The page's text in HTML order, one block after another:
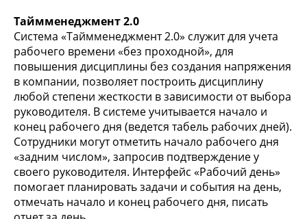
Таймменеджмент 2.0
Система «Таймменеджмент 2.0» служит для учета
рабочего времени «без проходной», для
повышения дисциплины без создания напряжения
в компании, позволяет построить дисциплину
любой степени жесткости в зависимости от выбора
руководителя. В системе учитывается начало и
конец рабочего дня (ведется табель рабочих дней).
Сотрудники могут отметить начало рабочего дня
«задним числом», запросив подтверждение у
своего руководителя. Интерфейс «Рабочий день»
помогает планировать задачи и события на день,
отмечать начало и конец рабочего дня, писать